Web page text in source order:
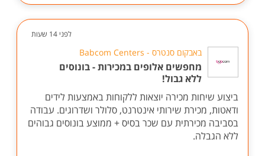
לפני 14 שעות
באבקום סנטרס - Babcom Centers
מחפשים אלופים במכירות - בונוסים
ללא גבול!
ביצוע שיחות מכירה יוצאות ללקוחות באמצעות לידים
ודאטות, מכירת שירותי אינטרנט, סלולר ושדרוגים. עבודה
בסביבה מכירתית עם שכר בסיס + ממוצע בונוסים גבוהים
ללא הגבלה.